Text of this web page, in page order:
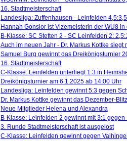
16. Stadtmeisterschaft
Landesliga: Zuffenhausen - Leinfelden 4,5:3,5
Hannah Gonsior ist Vizemeisterin der WU8 in
B-Klasse: SC Stetten 2 - SC Leinfelden 2:
Auch im neuen Jahr - Dr. Markus Kottke
Samuel Burg gewinnt das Dreikönigsturnier
16. Stadtmeisterschaft
C-Klasse: Leinfelden unterliegt 1:3 in
Dreikönigsturnier am 6.1.2025 ab 14:00 Uhr
Landesliga: Leinfelden gewinnt 5:3 gegen
Dr. Markus Kottke gewinnt das Dezember-
Neue Mitglieder Helena und Alexandra
B-Klasse: Leinfelden 2 gewinnt mit 3:1
3. Runde Stadtmeisterschaft ist ausgelost
C-Klasse: Leinfelden gewinnt gegen